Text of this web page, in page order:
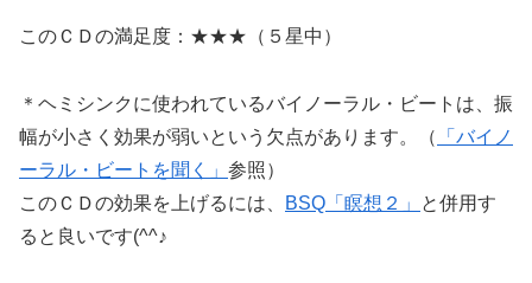
このＣＤの満足度：★★★（５星中）
＊ヘミシンクに使われているバイノーラル・ビートは、振
幅が小さく効果が弱いという欠点があります。（
「バイノ
ーラル・ビートを聞く」 参照）
このＣＤの効果を上げるには、
BSQ「瞑想２」
と併用す
ると良いです(^^♪